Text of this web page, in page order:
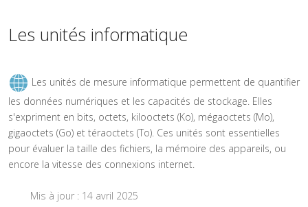
Les unités informatique
Les unités de mesure informatique permettent de quantifier
les données numériques et les capacités de stockage. Elles
s'expriment en bits, octets, kilooctets (Ko), mégaoctets (Mo),
gigaoctets (Go) et téraoctets (To). Ces unités sont essentielles
pour évaluer la taille des fichiers, la mémoire des appareils, ou
encore la vitesse des connexions internet.
Mis à jour : 14 avril 2025